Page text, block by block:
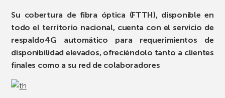
Su cobertura de fibra óptica (FTTH), disponible en
todo el territorio nacional, cuenta con el servicio de
respaldo4G automático para requerimientos de
disponibilidad elevados, ofreciéndolo tanto a clientes
finales como a su red de colaboradores